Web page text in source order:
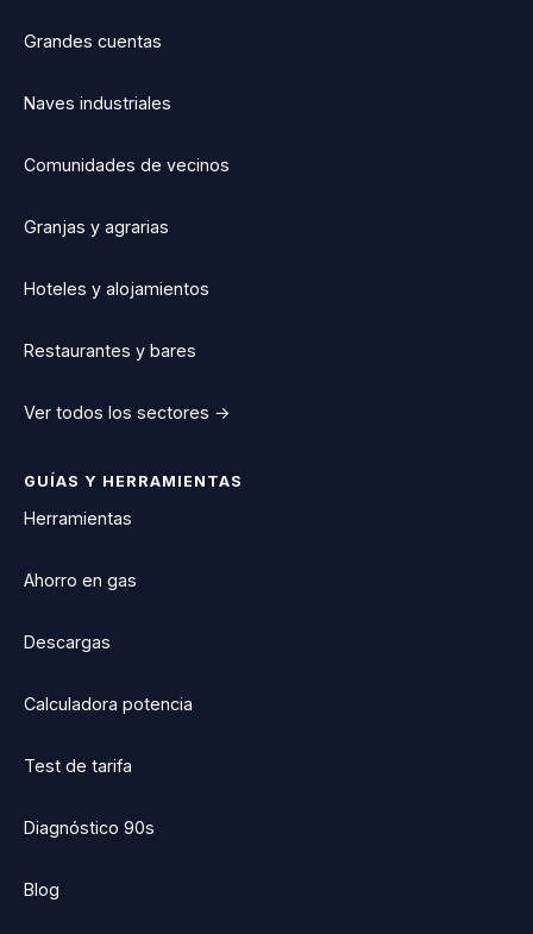
Grandes cuentas
Naves industriales
Comunidades de vecinos
Granjas y agrarias
Hoteles y alojamientos
Restaurantes y bares
Ver todos los sectores →
GUÍAS Y HERRAMIENTAS
Herramientas
Ahorro en gas
Descargas
Calculadora potencia
Test de tarifa
Diagnóstico 90s
Blog